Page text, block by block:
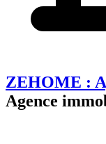
ZEHOME :
Agence